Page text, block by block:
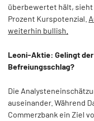
überbewertet hält, sieht
Prozent Kurspotenzial.
weiterhin bullish.
Leoni-Aktie: Gelingt
Befreiungsschlag?
Die
auseinander. Während
Commerzbank ein Ziel